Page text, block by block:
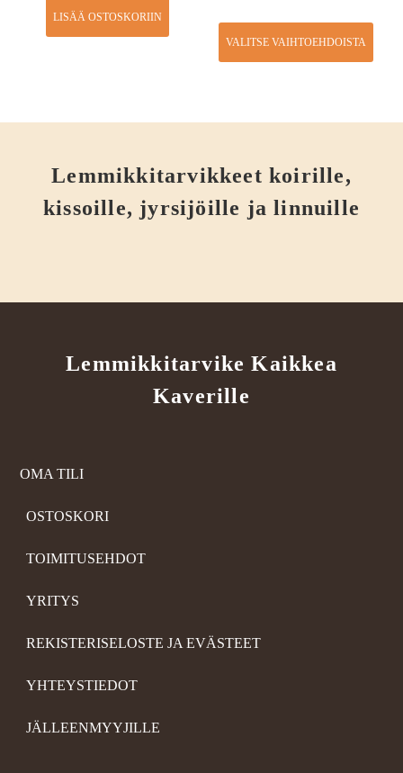
LISÄÄ OSTOSKORIIN
VALITSE VAIHTOEHDOISTA
Lemmikkitarvikkeet koirille,
kissoille, jyrsijöille ja linnuille
Lemmikkitarvike Kaikkea
Kaverille
OMA TILI
OSTOSKORI
TOIMITUSEHDOT
YRITYS
REKISTERISELOSTE JA EVÄSTEET
YHTEYSTIEDOT
JÄLLEENMYYJILLE